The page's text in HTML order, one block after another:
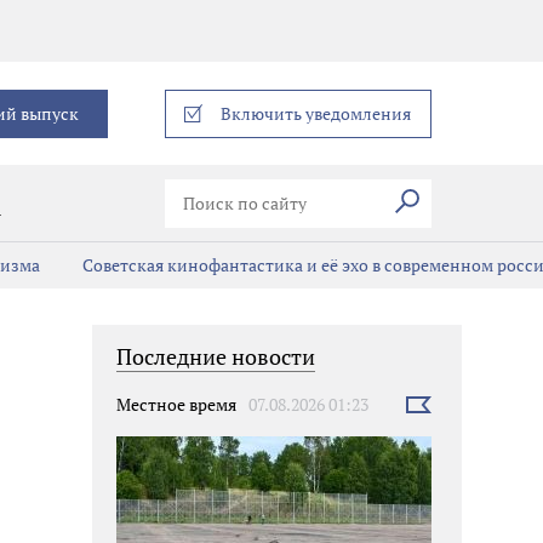
выпуск Включить уведомления
Искать
Советская кинофантастика и её эхо в современном
Последние новости
Местное время 07.08.2026 01:23
Выбрать